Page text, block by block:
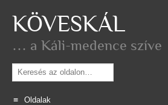
KÖVESKÁL
… a Káli-medence szíve
Keresés
Oldalak